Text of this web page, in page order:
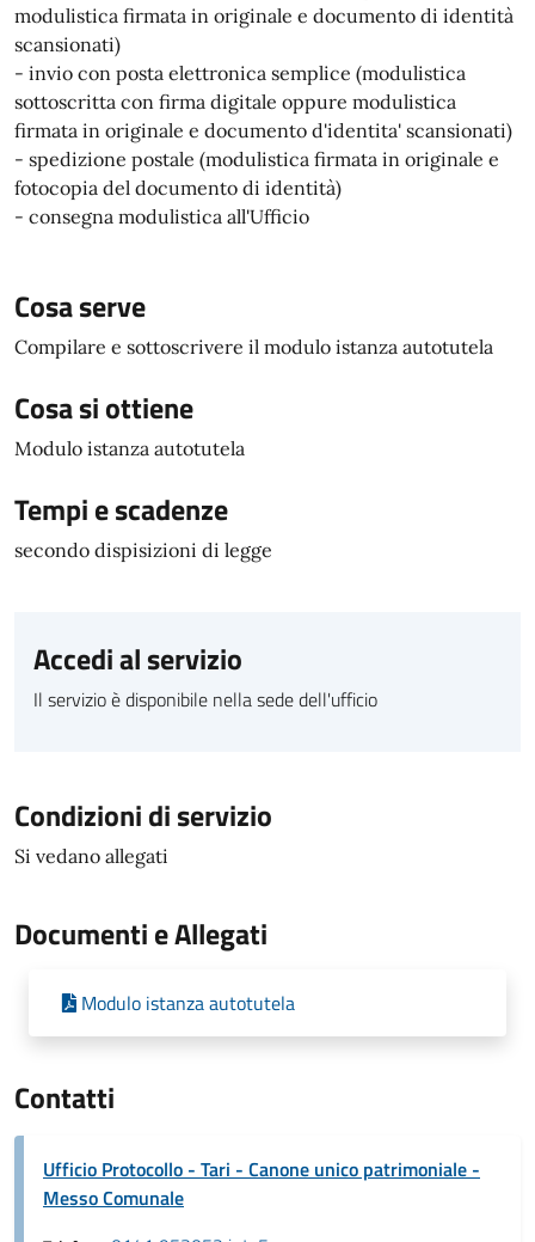
modulistica firmata in originale e documento di identità
scansionati)
- invio con posta elettronica semplice (modulistica
sottoscritta con firma digitale oppure modulistica
firmata in originale e documento d'identita' scansionati)
- spedizione postale (modulistica firmata in originale e
fotocopia del documento di identità)
- consegna modulistica all'Ufficio
Cosa serve
Compilare e sottoscrivere il modulo istanza autotutela
Cosa si ottiene
Modulo istanza autotutela
Tempi e scadenze
secondo dispisizioni di legge
Accedi al servizio
Il servizio è disponibile nella sede dell'ufficio
Condizioni di servizio
Si vedano allegati
Documenti e Allegati
Modulo istanza autotutela
Contatti
Ufficio Protocollo - Tari - Canone unico patrimoniale -
Messo Comunale